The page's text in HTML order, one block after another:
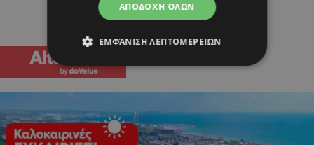
ΑΠΟΔΟΧΉ ΌΛΩΝ
ΕΜΦΆΝΙΣΗ ΛΕΠΤΟΜΕΡΕΙΏΝ